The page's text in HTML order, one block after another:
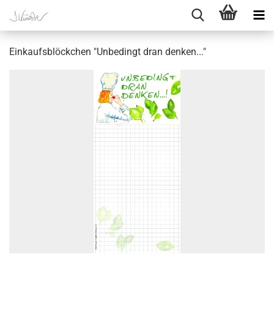
Einkaufsblöckchen "Unbedingt dran denken..."